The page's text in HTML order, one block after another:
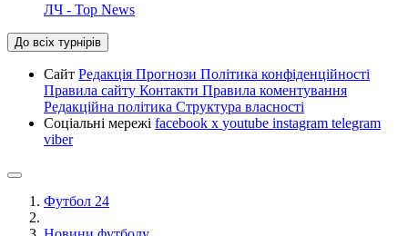
ЛЧ - Top News
До всіх турнірів
Сайт Редакція Прогнози Політика конфіденційності
Правила сайту Контакти Правила коментування
Редакційна політика Структура власності
Соціальні мережі facebook x youtube instagram telegram
viber
Футбол 24